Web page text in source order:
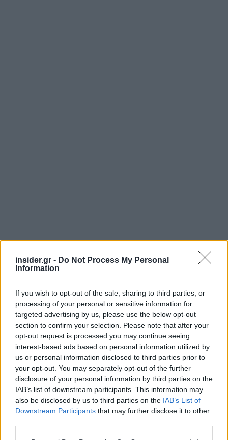
insider.gr - Do Not Process My Personal
Information
If you wish to opt-out of the sale, sharing to third parties, or
processing of your personal or sensitive information for
targeted advertising by us, please use the below opt-out
section to confirm your selection. Please note that after your
opt-out request is processed you may continue seeing
interest-based ads based on personal information utilized by
us or personal information disclosed to third parties prior to
your opt-out. You may separately opt-out of the further
disclosure of your personal information by third parties on the
IAB’s list of downstream participants. This information may
also be disclosed by us to third parties on the IAB’s List of
Downstream Participants that may further disclose it to other
Ακολουθήστε τοinsider.gr στο Google Newsκαι μάθετε
από την Ελλάδα και τον κόσμο.